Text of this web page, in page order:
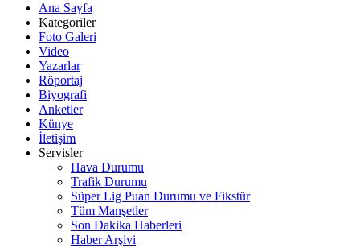
Ana Sayfa
Kategoriler
Foto Galeri
Video
Yazarlar
Röportaj
Biyografi
Anketler
Künye
İletişim
Servisler
Hava Durumu
Trafik Durumu
Süper Lig Puan Durumu ve Fikstür
Tüm Manşetler
Son Dakika Haberleri
Haber Arşivi